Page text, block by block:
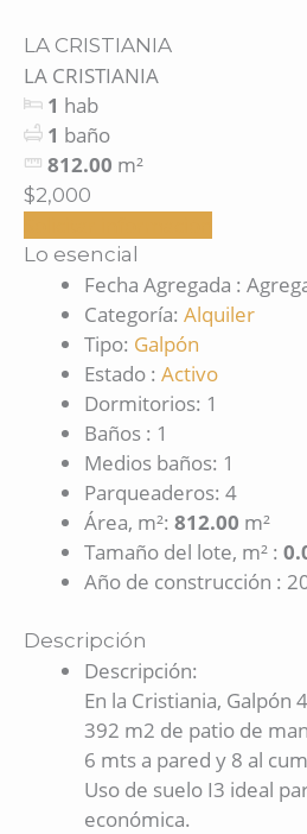
LA CRISTIANIA
LA CRISTIANIA
1 hab
1 baño
812.00 m²
$2,000
Lo esencial
Fecha Agregada :
Categoría: Alquiler
Tipo: Galpón
Estado : Activo
Dormitorios: 1
Baños : 1
Medios baños: 1
Parqueaderos: 4
Área, m²: 812.00 m²
Tamaño del lote, m² :
Año de construcción :
Descripción
Descripción:
En la Cristiania, Galpón
392 m2 de patio de
6 mts a pared y 8 al
Uso de suelo I3 ideal
económica.